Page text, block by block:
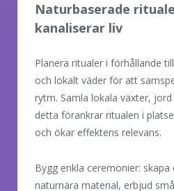
Naturbaserade
kanaliserar liv
Planera ritualer i förhållande
och lokalt väder för att
rytm. Samla lokala växter,
detta förankrar ritualen i
och ökar effektens relevans.
Bygg enkla ceremonier:
naturnära material, erbjud